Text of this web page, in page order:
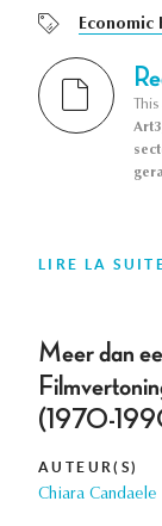
Economic
LIRE LA
Meer dan
(1970-
AUTEUR(S)
Chiara Candaele